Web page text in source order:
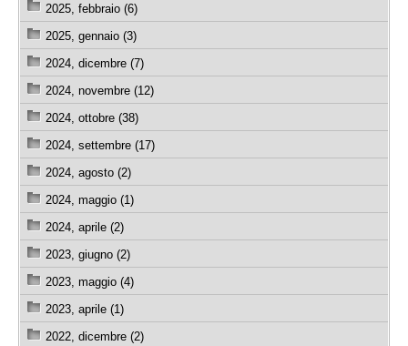
2025, febbraio (6)
2025, gennaio (3)
2024, dicembre (7)
2024, novembre (12)
2024, ottobre (38)
2024, settembre (17)
2024, agosto (2)
2024, maggio (1)
2024, aprile (2)
2023, giugno (2)
2023, maggio (4)
2023, aprile (1)
2022, dicembre (2)